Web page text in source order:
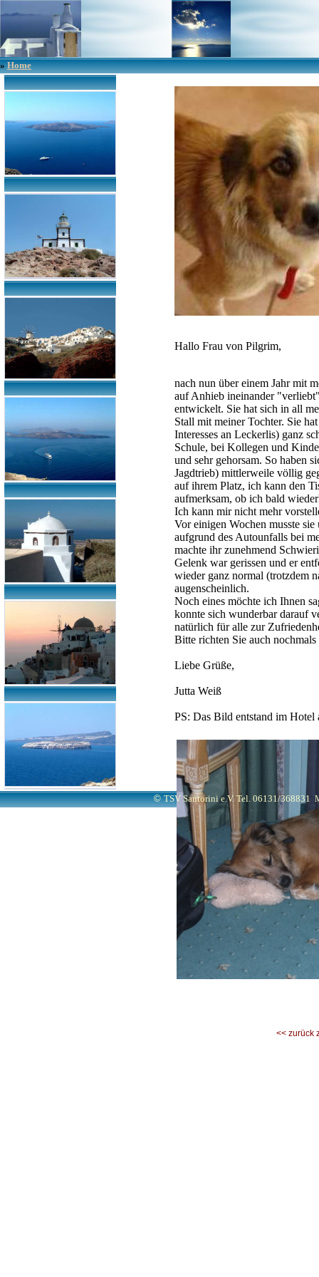
»Home
Hallo Frau von Pilgrim,
nach nun über einem Jahr mit
auf Anhieb ineinander
entwickelt. Sie hat sich in all
Stall mit meiner Tochter. Sie
Interesses an Leckerlis) ganz
Schule, bei Kollegen und
und sehr gehorsam. So haben
Jagdtrieb) mittlerweile völlig
auf ihrem Platz, ich kann den
aufmerksam, ob ich bald
Ich kann mir nicht mehr
Vor einigen Wochen musste
aufgrund des Autounfalls bei
machte ihr zunehmend
Gelenk war gerissen und er
wieder ganz normal (trotzdem
augenscheinlich.
Noch eines möchte ich Ihnen
konnte sich wunderbar darauf
natürlich für alle zur
Bitte richten Sie auch
Liebe Grüße,
Jutta Weiß
PS: Das Bild entstand im
<< zurück
©TSV Santorini e.V. Tel. 06131/368831